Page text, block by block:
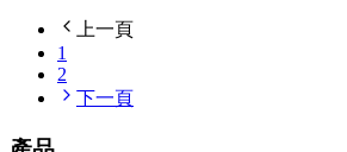
上一頁
1
2
下一頁